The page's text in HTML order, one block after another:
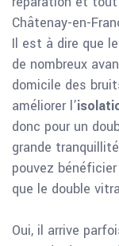
Châtenay-en-
Il est à dire que
de nombreux
domicile des
améliorer l’
donc pour un
grande
pouvez
que le double
Oui, il arrive